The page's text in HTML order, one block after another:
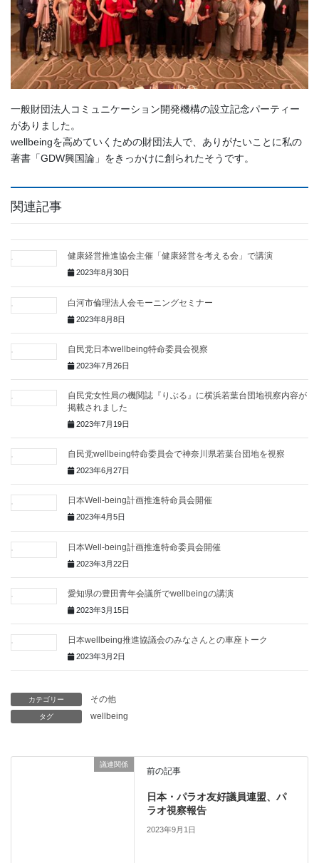
一般財団法人コミュニケーション開発機構の設立記念パーティー
がありました。
wellbeingを高めていくための財団法人で、ありがたいことに私の
著書「GDW興国論」をきっかけに創られたそうです。
関連記事
健康経営推進協会主催「健康経営を考える会」で講演
2023年8月30日
白河市倫理法人会モーニングセミナー
2023年8月8日
自民党日本wellbeing特命委員会視察
2023年7月26日
自民党女性局の機関誌『りぶる』に横浜若葉台団地視察内容が
掲載されました
2023年7月19日
自民党wellbeing特命委員会で神奈川県若葉台団地を視察
2023年6月27日
日本Well-being計画推進特命員会開催
2023年4月5日
日本Well-being計画推進特命委員会開催
2023年3月22日
愛知県の豊田青年会議所でwellbeingの講演
2023年3月15日
日本wellbeing推進協議会のみなさんとの車座トーク
2023年3月2日
カテゴリー その他
タグ wellbeing
議連関係
前の記事
日本・パラオ友好議員連盟、パ
ラオ視察報告
2023年9月1日